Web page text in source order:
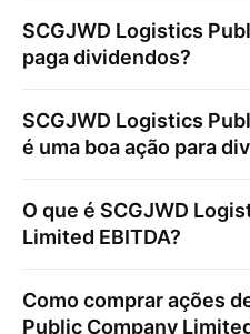
SCGJWD Logistics
paga dividendos?
SCGJWD Logistics
é uma boa ação para
O que é SCGJWD
Limited EBITDA?
Como comprar ações
Public Company